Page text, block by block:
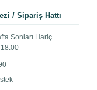
/ Sipariş Hattı
Sonları Hariç